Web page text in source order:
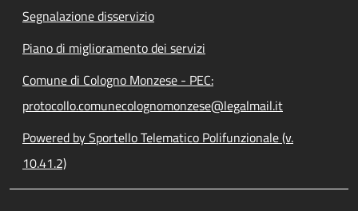
Segnalazione disservizio
Piano di miglioramento dei servizi
Comune di Cologno Monzese - PEC:
protocollo.comunecolognomonzese@legalmail.it
Powered by Sportello Telematico Polifunzionale (v.
10.41.2)